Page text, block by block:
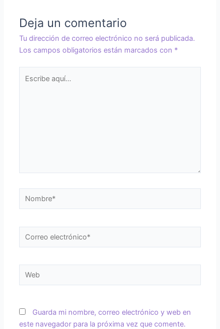
Deja un comentario
Tu dirección de correo electrónico no será publicada.
Los campos obligatorios están marcados con *
aquí...
Nombre*
Correo
Web
Guarda mi nombre, correo electrónico y web en
este navegador para la próxima vez que comente.